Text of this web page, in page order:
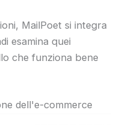
MailPoet si integra
esamina quei
che funziona bene
dell'e-commerce